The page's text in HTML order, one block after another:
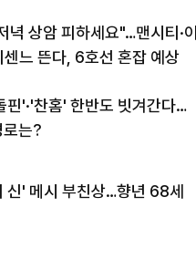
녁 상암 피하세요"…맨시티·이
센느 뜬다, 6호선 혼잡 예상
핀'·'찬홈' 한반도 빗겨간다…
로는?
신' 메시 부친상…향년 68세